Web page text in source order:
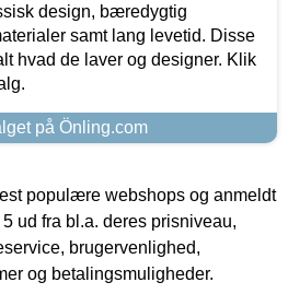
design, bæredygtig
samt lang levetid. Disse
hvad de laver og designer. Klik
på Önling.com
populære webshops og anmeldt
ud fra bl.a. deres prisniveau,
brugervenlighed,
og betalingsmuligheder.